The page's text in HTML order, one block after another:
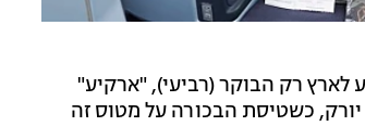
לארץ רק הבוקר (רביעי), "ארקיע"
כשטיסת הבכורה על מטוס זה